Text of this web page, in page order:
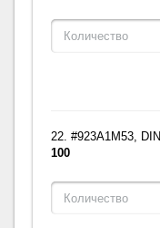
22. #923A1M53,
100